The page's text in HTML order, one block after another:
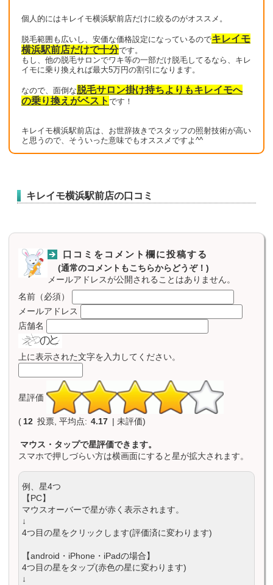
個人的にはキレイモ横浜駅前店だけに絞るのがオススメ。
脱毛範囲も広いし、安価な価格設定になっているのでキレイモ
横浜駅前店だけで十分です。
もし、他の脱毛サロンでワキ等の一部だけ脱毛してるなら、キレ
イモに乗り換えれば最大5万円の割引になります。
なので、面倒な脱毛サロン掛け持ちよりもキレイモへ
の乗り換えがベスト です！
キレイモ横浜駅前店は、お世辞抜きでスタッフの照射技術が高い
と思うので、そういった意味でもオススメですよ^^
キレイモ横浜駅前店の口コミ
口コミをコメント欄に投稿する
(通常のコメントもこちらからどうぞ！)
メールアドレスが公開されることはありません。
名前（必須）
メールアドレス
店舗名
上に表示された文字を入力してください。
星評価
(12 投票, 平均点: 4.17 | 未評価)
マウス・タップで星評価できます。
スマホで押しづらい方は横画面にすると星が拡大されます。
例、星4つ
【PC】
マウスオーバーで星が赤く表示されます。
↓
4つ目の星をクリックします(評価済に変わります)
【android・iPhone・iPadの場合】
4つ目の星をタップ(赤色の星に変わります)
↓